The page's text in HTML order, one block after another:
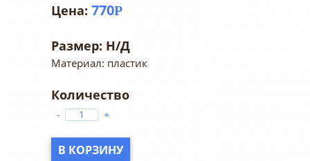
770Р
Размер: Н/Д
Материал: пластик
- +
В КОРЗИНУ